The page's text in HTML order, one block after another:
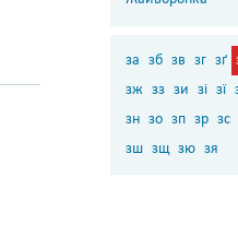
за зб зв зг зґ
зж зз зи зі зї
зн зо зп зр зс
зш зщ зю зя